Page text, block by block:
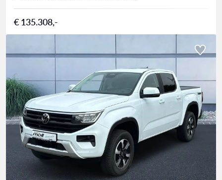
€ 135.308,-